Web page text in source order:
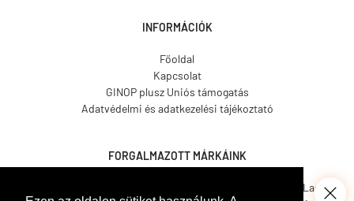
INFORMÁCIÓK
Főoldal
Kapcsolat
GINOP plusz Uniós támogatás
Adatvédelmi és adatkezelési tájékoztató
FORGALMAZOTT MÁRKÁINK
CosmosLac.